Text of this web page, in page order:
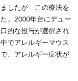
したが この療法を
。2000年台にデュー
的な投与が選択され
でアレルギーマウス
、アレルギー症状が